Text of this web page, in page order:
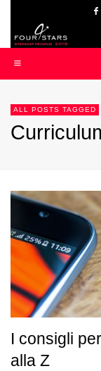
ALL POSTS TAGGED
I consigli
alla Z